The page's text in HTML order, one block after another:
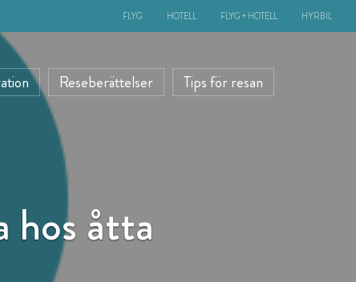
Reseberättelser Tips för resan
FLYG HOTELL FLYG + HOTELL HYRBIL
hos åtta